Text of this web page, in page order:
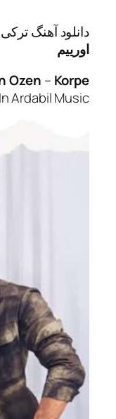
ترکی و جدید
:Sinan Ozen
Links In